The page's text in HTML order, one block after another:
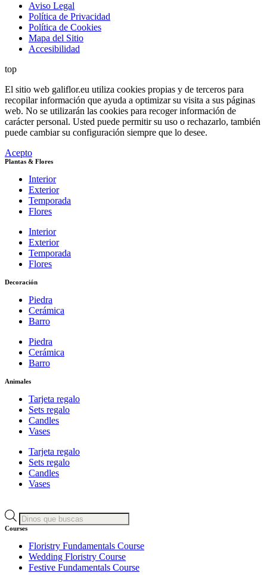
Aviso Legal
Política de Privacidad
Política de Cookies
Mapa del Sitio
Accesibilidad
top
El sitio web galiflor.eu utiliza cookies propias y de terceros para
recopilar información que ayuda a optimizar su visita a sus páginas
web. No se utilizarán las cookies para recoger información de
carácter personal. Usted puede permitir su uso o rechazarlo, también
puede cambiar su configuración siempre que lo desee.
Acepto
Plantas & Flores
Interior
Exterior
Temporada
Flores
Interior
Exterior
Temporada
Flores
Decoración
Piedra
Cerámica
Barro
Piedra
Cerámica
Barro
Animales
Tarjeta regalo
Sets regalo
Candles
Vases
Tarjeta regalo
Sets regalo
Candles
Vases
Búsqueda
de
Courses
Floristry Fundamentals Course
Wedding Floristry Course
Festive Fundamentals Course